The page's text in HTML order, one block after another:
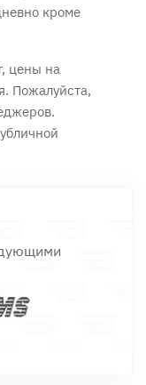
кроме
цены на
Пожалуйста,